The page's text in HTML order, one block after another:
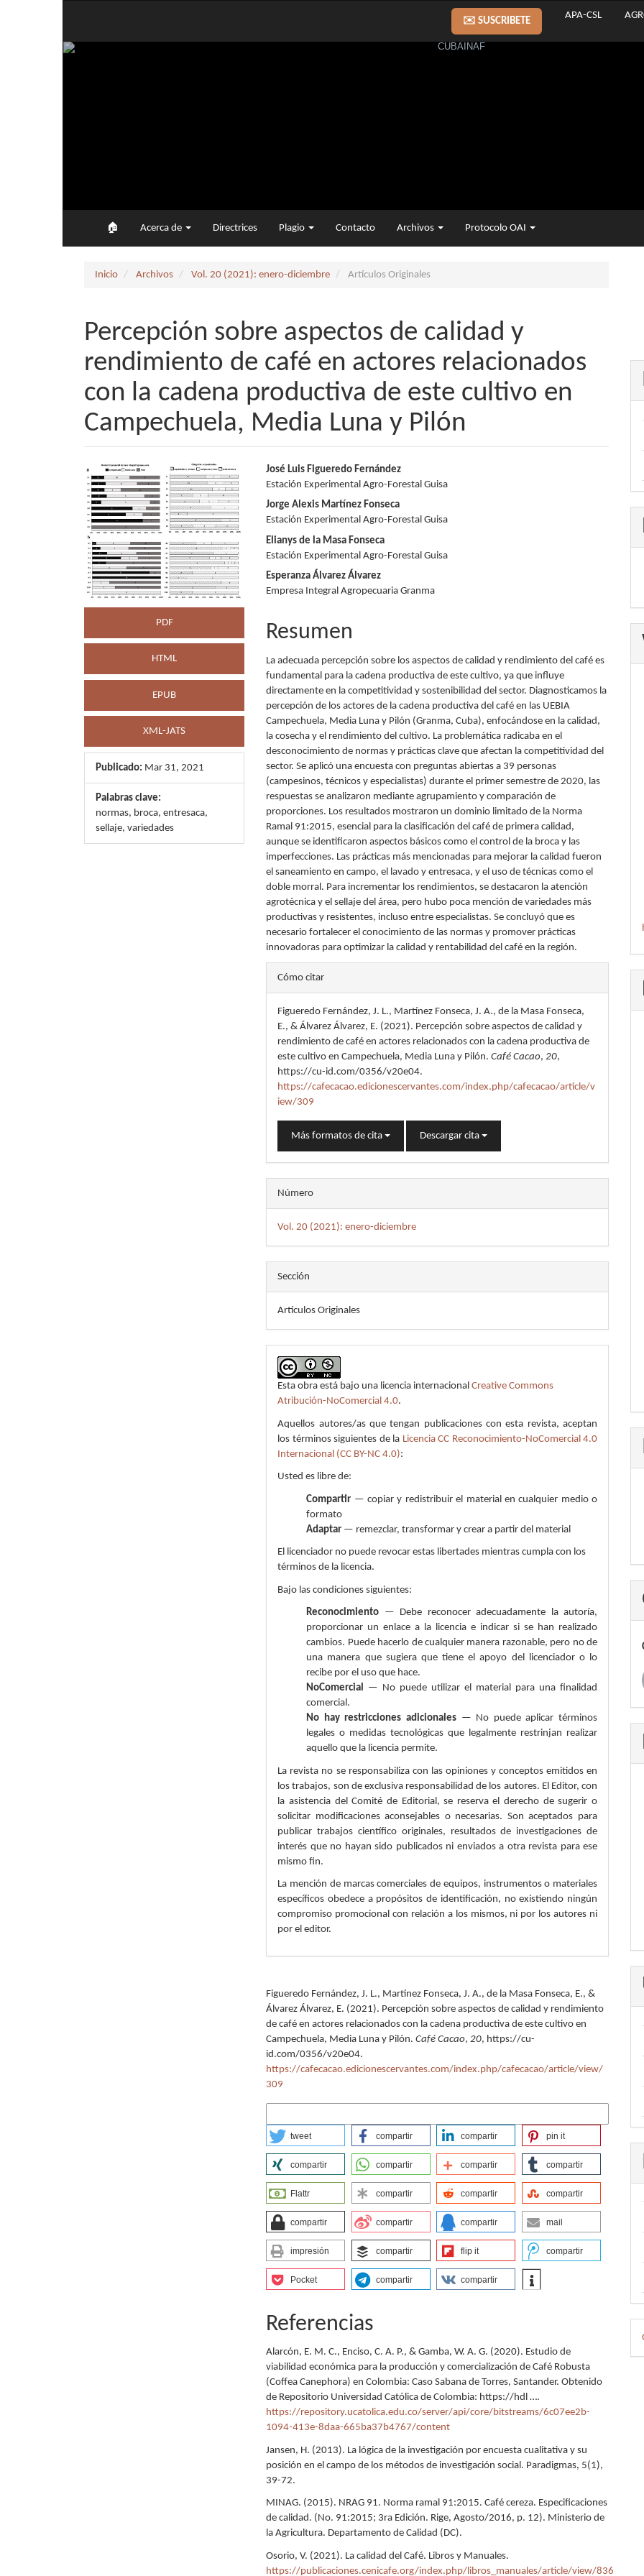
principal
✉️ SUSCRIBETE
APA-CSL
🏠︎ Acerca de Directrices Plagio Contacto Archivos Protocolo OAI
Inicio Archivos Vol. 20 (2021): enero-diciembre Artículos Originales
Percepción sobre aspectos de calidad y
rendimiento de café en actores relacionados
con la cadena productiva de este cultivo en
Campechuela, Media Luna y Pilón
Barra
lateral
del
artículo
PDF
HTML
EPUB
XML-JATS
Publicado: Mar 31, 2021
Palabras clave:
normas, broca, entresaca,
sellaje, variedades
Contenido
principal
del
artículo
José Luis Figueredo Fernández
Estación Experimental Agro-Forestal Guisa
Jorge Alexis Martínez Fonseca
Estación Experimental Agro-Forestal Guisa
Elianys de la Masa Fonseca
Estación Experimental Agro-Forestal Guisa
Esperanza Álvarez Álvarez
Empresa Integral Agropecuaria Granma
Resumen
La adecuada percepción sobre los aspectos de calidad y rendimiento del café es
fundamental para la cadena productiva de este cultivo, ya que influye
directamente en la competitividad y sostenibilidad del sector. Diagnosticamos la
percepción de los actores de la cadena productiva del café en las UEBIA
Campechuela, Media Luna y Pilón (Granma, Cuba), enfocándose en la calidad,
la cosecha y el rendimiento del cultivo. La problemática radicaba en el
desconocimiento de normas y prácticas clave que afectan la competitividad del
sector. Se aplicó una encuesta con preguntas abiertas a 39 personas
(campesinos, técnicos y especialistas) durante el primer semestre de 2020, las
respuestas se analizaron mediante agrupamiento y comparación de
proporciones. Los resultados mostraron un dominio limitado de la Norma
Ramal 91:2015, esencial para la clasificación del café de primera calidad,
aunque se identificaron aspectos básicos como el control de la broca y las
imperfecciones. Las prácticas más mencionadas para mejorar la calidad fueron
el saneamiento en campo, el lavado y entresaca, y el uso de técnicas como el
doble morral. Para incrementar los rendimientos, se destacaron la atención
agrotécnica y el sellaje del área, pero hubo poca mención de variedades más
productivas y resistentes, incluso entre especialistas. Se concluyó que es
necesario fortalecer el conocimiento de las normas y promover prácticas
innovadoras para optimizar la calidad y rentabilidad del café en la región.
Detalles
del
artículo
Cómo citar
Figueredo Fernández, J. L., Martínez Fonseca, J. A., de la Masa Fonseca,
E., & Álvarez Álvarez, E. (2021). Percepción sobre aspectos de calidad y
rendimiento de café en actores relacionados con la cadena productiva de
este cultivo en Campechuela, Media Luna y Pilón.Café Cacao,20,
https://cu-id.com/0356/v20e04.
https://cafecacao.edicionescervantes.com/index.php/cafecacao/article/v
iew/309
Más formatos de cita Descargar cita
Número
Vol. 20 (2021): enero-diciembre
Sección
Artículos Originales
Esta obra está bajo una licencia internacionalCreative Commons
Atribución-NoComercial 4.0.
Aquellos autores/as que tengan publicaciones con esta revista, aceptan
los términos siguientes de la Licencia CC Reconocimiento-NoComercial 4.0
Internacional (CC BY-NC 4.0):
Usted es libre de:
Compartir — copiar y redistribuir el material en cualquier medio o
formato
Adaptar — remezclar, transformar y crear a partir del material
El licenciador no puede revocar estas libertades mientras cumpla con los
términos de la licencia.
Bajo las condiciones siguientes:
Reconocimiento — Debe reconocer adecuadamente la autoría,
proporcionar un enlace a la licencia e indicar si se han realizado
cambios. Puede hacerlo de cualquier manera razonable, pero no de
una manera que sugiera que tiene el apoyo del licenciador o lo
recibe por el uso que hace.
NoComercial — No puede utilizar el material para una finalidad
comercial.
No hay restricciones adicionales — No puede aplicar términos
legales o medidas tecnológicas que legalmente restrinjan realizar
aquello que la licencia permite.
La revista no se responsabiliza con las opiniones y conceptos emitidos en
los trabajos, son de exclusiva responsabilidad de los autores. El Editor, con
la asistencia del Comité de Editorial, se reserva el derecho de sugerir o
solicitar modificaciones aconsejables o necesarias. Son aceptados para
publicar trabajos científico originales, resultados de investigaciones de
interés que no hayan sido publicados ni enviados a otra revista para ese
mismo fin.
La mención de marcas comerciales de equipos, instrumentos o materiales
específicos obedece a propósitos de identificación, no existiendo ningún
compromiso promocional con relación a los mismos, ni por los autores ni
por el editor.
Figueredo Fernández, J. L., Martínez Fonseca, J. A., de la Masa Fonseca, E., &
Álvarez Álvarez, E. (2021). Percepción sobre aspectos de calidad y rendimiento
de café en actores relacionados con la cadena productiva de este cultivo en
Campechuela, Media Luna y Pilón.Café Cacao,20, https://cu-
id.com/0356/v20e04.
https://cafecacao.edicionescervantes.com/index.php/cafecacao/article/view/
309
tweet compartir compartir pin it
compartir compartir compartir compartir
Flattr compartir compartir compartir
compartir compartir compartir mail
impresión compartir flip it compartir
Pocket compartir compartir
Referencias
Alarcón, E. M. C., Enciso, C. A. P., & Gamba, W. A. G. (2020). Estudio de
viabilidad económica para la producción y comercialización de Café Robusta
(Coffea Canephora) en Colombia: Caso Sabana de Torres, Santander. Obtenido
de Repositorio Universidad Católica de Colombia: https://hdl ….
https://repository.ucatolica.edu.co/server/api/core/bitstreams/6c07ee2b-
1094-413e-8daa-665ba37b4767/content
Jansen, H. (2013). La lógica de la investigación por encuesta cualitativa y su
posición en el campo de los métodos de investigación social. Paradigmas, 5(1),
39-72.
MINAG. (2015). NRAG 91. Norma ramal 91:2015. Café cereza. Especificaciones
de calidad. (No. 91:2015; 3ra Edición. Rige, Agosto/2016, p. 12). Ministerio de
la Agricultura. Departamento de Calidad (DC).
Osorio, V. (2021). La calidad del Café. Libros y Manuales.
https://publicaciones.cenicafe.org/index.php/libros_manuales/article/view/836